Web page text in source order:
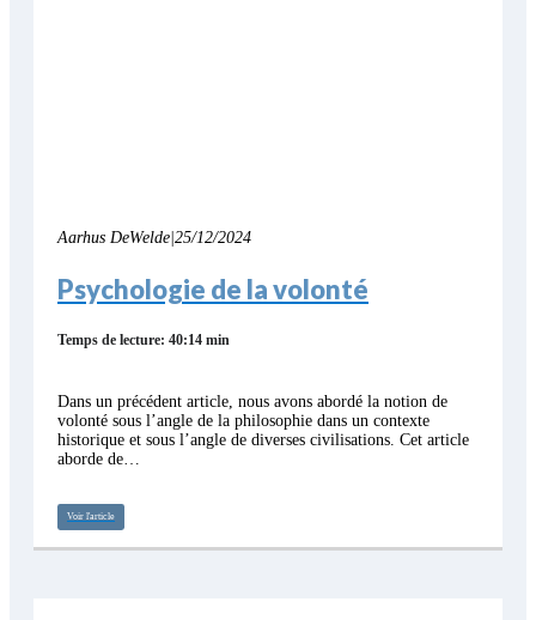
Aarhus DeWelde 25/12/2024
Psychologie de la volonté
Temps de lecture: 40:14 min
Dans un précédent article, nous avons abordé la notion de
volonté sous l’angle de la philosophie dans un contexte
historique et sous l’angle de diverses civilisations. Cet article
aborde de…
Voir l'article